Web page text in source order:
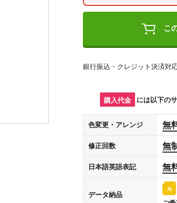
こ
銀行振込・クレジット決済対
購入代金 には以下の
色変更・アレンジ 無
修正回数 無
日本語英語表記 無
データ納品